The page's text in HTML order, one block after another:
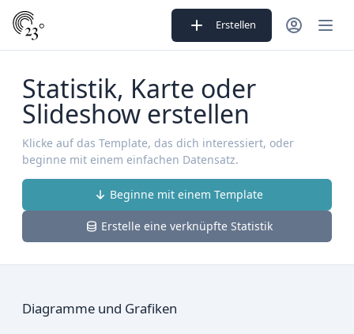
Erstellen
Statistik, Karte oder
Slideshow erstellen
Klicke auf das Template, das dich interessiert, oder
beginne mit einem einfachen Datensatz.
Beginne mit einem Template
Erstelle eine verknüpfte Statistik
Diagramme und Grafiken